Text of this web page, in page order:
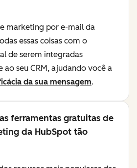
marketing por e-mail da
essas coisas com o
de serem integradas
seu CRM, ajudando você a
da sua mensagem.
ferramentas gratuitas de
da HubSpot tão